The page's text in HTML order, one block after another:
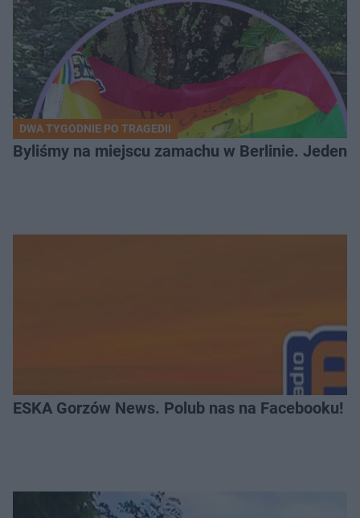
DWA TYGODNIE PO TRAGEDII
Byliśmy na miejscu zamachu w Berlinie. Jeden
ESKA Gorzów News. Polub nas na Facebooku!